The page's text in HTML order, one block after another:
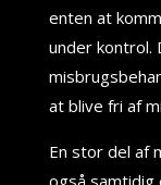
enten at
under
at blive fri af
En stor del af
også samtidig